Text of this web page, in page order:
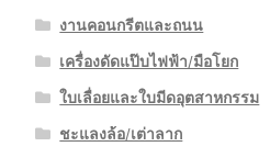
งานคอนกรีตและถนน
เครื่องดัดแป๊บไฟฟ้า/มือโยก
ใบเลื่อยและใบมีดอุตสาหกรรม
ชะแลงล้อ/เต่าลาก